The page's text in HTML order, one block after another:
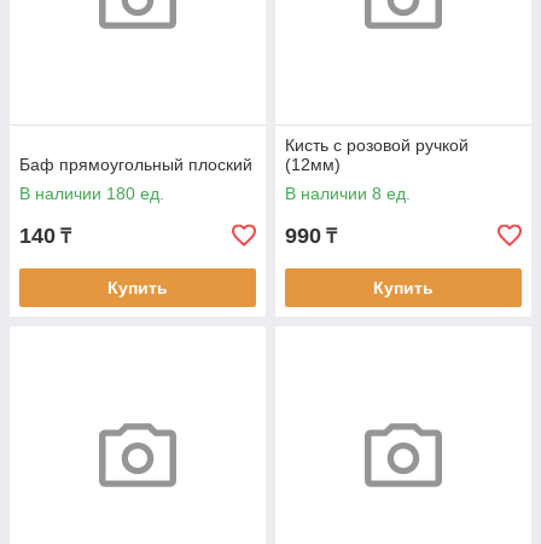
Баф прямоугольный плоский
В наличии 180 ед.
140 ₸
Купить
Кисть с розовой ручкой
(12мм)
В наличии 8 ед.
990 ₸
Купить